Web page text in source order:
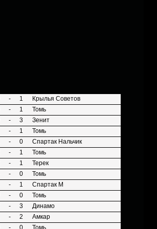
- 1
Крылья Советов
- 1
Томь
- 3
Зенит
- 1
Томь
- 0
Спартак Нальчик
- 1
Томь
- 1
Терек
- 0
Томь
- 1
Спартак М
- 0
Томь
- 3
Динамо
- 2
Амкар
- 0 Томь